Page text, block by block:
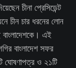
চীনা প্রেসিডেন্ট
চীন চার ধরনের লোন
বাংলাদেশকে। এই
বাংলাদেশ সফর
ঘোষণাপত্র ও ২১টি